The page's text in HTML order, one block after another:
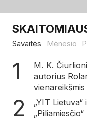
Savaitės Mėnesio
M. K.
autorius
„YIT